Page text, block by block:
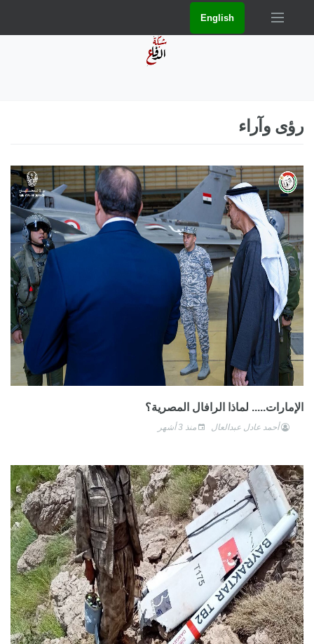
English
رؤى وآراء
الإمارات..... لماذا الرافال المصرية؟
أحمد عادل عبدالعال منذ 3 أشهر